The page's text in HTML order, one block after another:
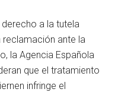
a la tutela
reclamación ante la
la Agencia Española
que el tratamiento
infringe el